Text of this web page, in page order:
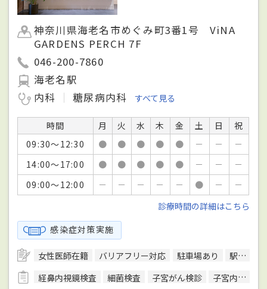
神奈川県海老名市めぐみ町3番1号 ViNA
GARDENS PERCH 7F
046-200-7860
海老名駅
内科
糖尿病内科 すべて見る
時間 月 火 水 木 金 土 日
祝
09:30～12:30
● ● ● ● ● － －
－
14:00～17:00
● ● ● ● ● － －
－
09:00～12:00
－ － － － － ● －
－
診療時間の詳細はこちら
感染症対策実施
女性医師在籍 バリアフリー対応 駐車場あり
駅徒歩5分圏内
経鼻内視鏡検査
細菌検査 子宮がん検診 子宮内膜組織検査